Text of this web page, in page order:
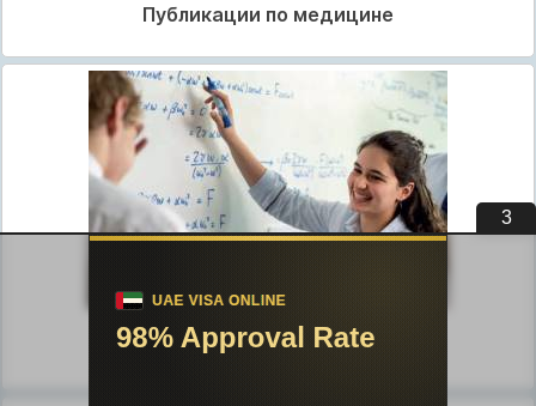
Публикации по медицине
Публикации по педагогике
2